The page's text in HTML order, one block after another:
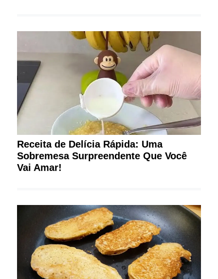
Receita de Delícia Rápida: Uma
Sobremesa Surpreendente Que Você
Vai Amar!